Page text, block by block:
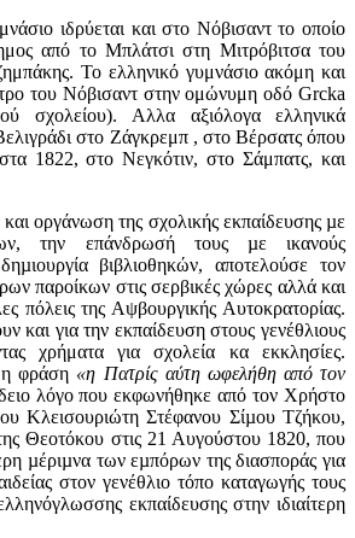
ιδρύεται και στο Νόβισαντ το οποίο
από το Μπλάτσι στη Μιτρόβιτσα του
Το ελληνικό γυμνάσιο ακόμη και
του Νόβισαντ στην ομώνυμη οδό Grcka
σχολείου). Αλλα αξιόλογα ελληνικά
στο Ζάγκρεμπ , στο Βέρσατς όπου
1822, στο Νεγκότιν, στο Σάμπατς, και
οργάνωση της σχολικής εκπαίδευσης µε
την επάνδρωσή τους µε ικανούς
βιβλιοθηκών, αποτελούσε τον
παροίκων στις σερβικές χώρες αλλά και
πόλεις της Αψβουργικής Αυτοκρατορίας.
και για την εκπαίδευση στους γενέθλιους
χρήματα για σχολεία κα εκκλησίες.
η φράση «η Πατρίς αύτη ωφελήθη από τον
λόγο που εκφωνήθηκε από τον Χρήστο
Κλεισουριώτη Στέφανου Σίµου Τζήκου,
Θεοτόκου στις 21 Αυγούστου 1820, που
µέριµνα των εµπόρων της διασποράς για
στον γενέθλιο τόπο καταγωγής τους
εκπαίδευσης στην ιδιαίτερη